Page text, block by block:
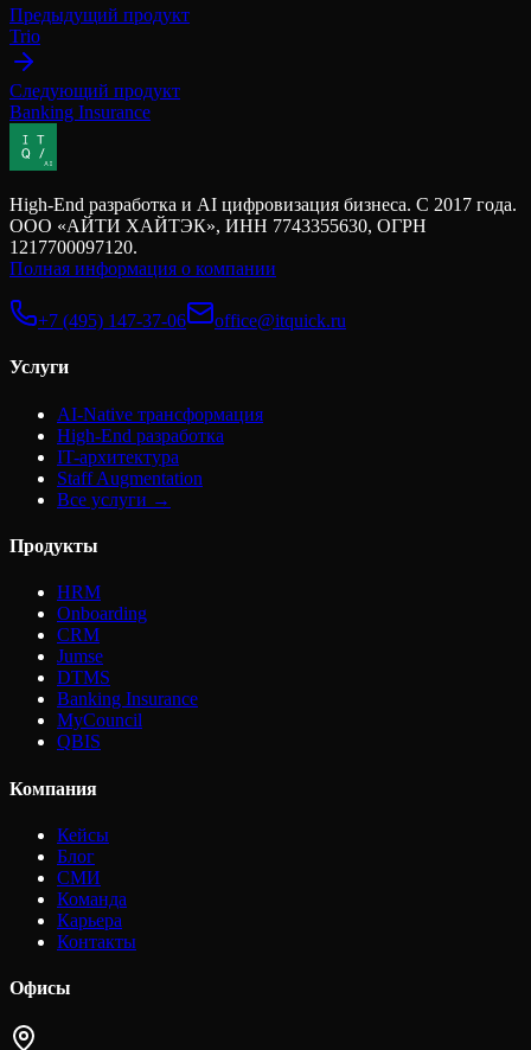
Предыдущий продукт
Trio
Следующий продукт
Banking Insurance
High-End разработка и AI цифровизация бизнеса. С 2017 года.
ООО «АЙТИ ХАЙТЭК», ИНН 7743355630, ОГРН
1217700097120.
Полная информация о компании
+7 (495) 147-37-06 office@itquick.ru
Услуги
AI-Native трансформация
High-End разработка
IT-архитектура
Staff Augmentation
Все услуги →
Продукты
HRM
Onboarding
CRM
Jumse
DTMS
Banking Insurance
MyCouncil
QBIS
Компания
Кейсы
Блог
СМИ
Команда
Карьера
Контакты
Офисы